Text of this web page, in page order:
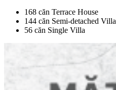
168 căn Terrace House
144 căn Semi-detached Villa
56 căn Single Villa